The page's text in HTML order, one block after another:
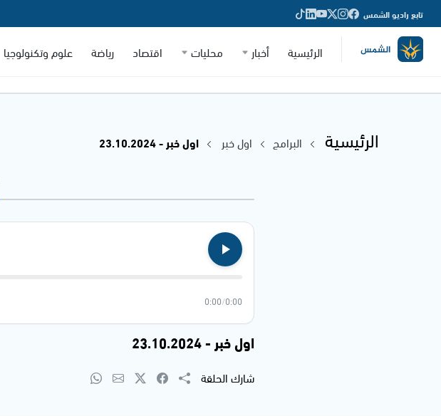
تابع راديو الشمس
الرئيسية أخبار محليات اقتصاد رياضة علوم وتكنولوجيا
الرئيسية البرامج اول خبر
اول خبر - 23.10.2024
0:00
/
0:00
اول خبر - 23.10.2024
شارك الحلقة